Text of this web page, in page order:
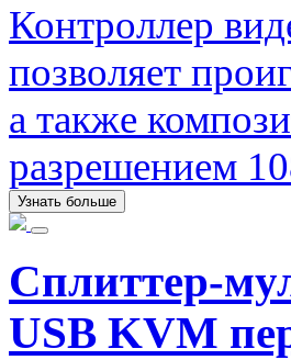
Контроллер
позволяет
а также
разрешением
Узнать больше
Сплиттер-
USB KVM